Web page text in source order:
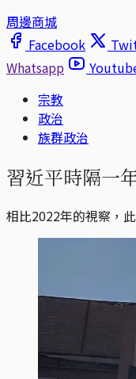
周邊商城
Facebook
Whatsapp
宗教
政治
族群政治
習近平時隔一
相比2022年的視察，